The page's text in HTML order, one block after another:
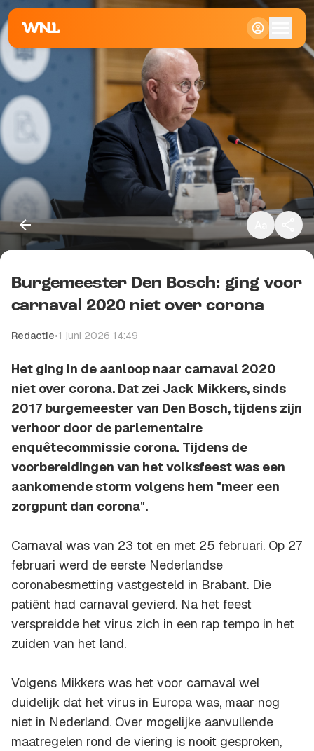
Klein
Standaard
Groot
Kopieer link
Burgemeester Den Bosch: ging voor
carnaval 2020 niet over corona
Redactie•1 juni 2026 14:49
Het ging in de aanloop naar carnaval 2020
niet over corona. Dat zei Jack Mikkers, sinds
2017 burgemeester van Den Bosch, tijdens zijn
verhoor door de parlementaire
enquêtecommissie corona. Tijdens de
voorbereidingen van het volksfeest was een
aankomende storm volgens hem "meer een
zorgpunt dan corona".
Carnaval was van 23 tot en met 25 februari. Op 27
februari werd de eerste Nederlandse
coronabesmetting vastgesteld in Brabant. Die
patiënt had carnaval gevierd. Na het feest
verspreidde het virus zich in een rap tempo in het
zuiden van het land.
Volgens Mikkers was het voor carnaval wel
duidelijk dat het virus in Europa was, maar nog
niet in Nederland. Over mogelijke aanvullende
maatregelen rond de viering is nooit gesproken,